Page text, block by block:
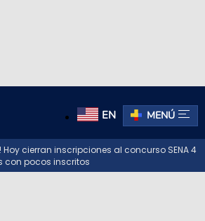
EN MENÚ
Hoy cierran inscripciones al concurso SENA 4
con pocos inscritos